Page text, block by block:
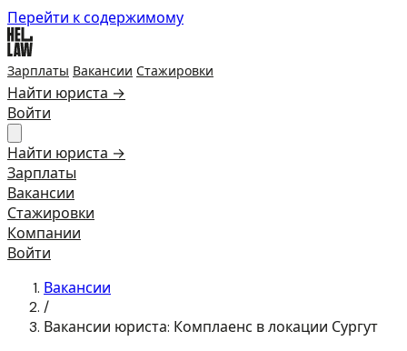
Перейти к содержимому
Зарплаты Вакансии Стажировки
Найти юриста →
Войти
Найти юриста →
Зарплаты
Вакансии
Стажировки
Компании
Войти
Вакансии
/
Вакансии юриста: Комплаенс в локации Сургут